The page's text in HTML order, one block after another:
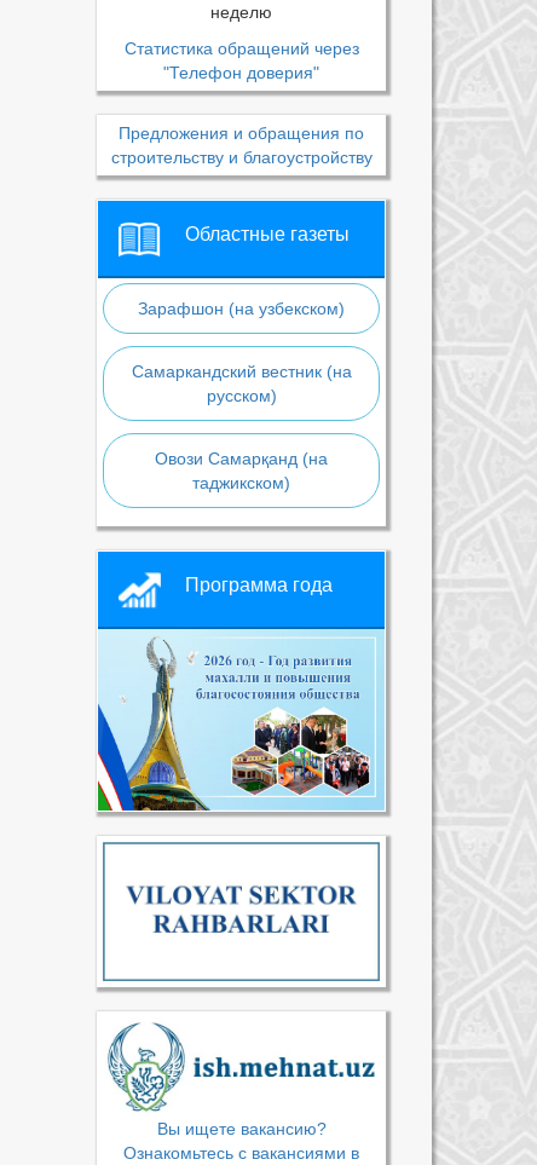
неделю
Статистика обращений через
"Телефон доверия"
Предложения и обращения по
строительству и благоустройству
Областные газеты
Зарафшон (на узбекском)
Самаркандский вестник (на
русском)
Овози Самарқанд (на
таджикском)
Программа года
Вы ищете вакансию?
Ознакомьтесь с вакансиями в